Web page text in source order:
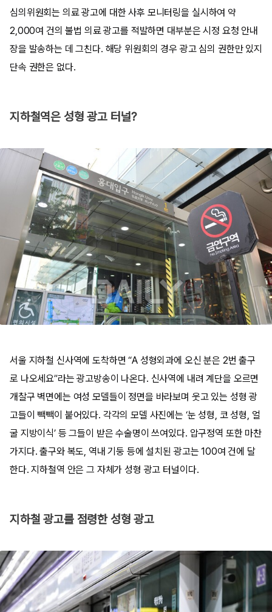
심의위원회는 의료 광고에 대한 사후 모니터링을 실시하여 약
2,000여 건의 불법 의료 광고를 적발하면 대부분은 시정 요청 안내
장을 발송하는 데 그친다. 해당 위원회의 경우 광고 심의 권한만 있지
단속 권한은 없다.
지하철역은 성형 광고 터널?
서울 지하철 신사역에 도착하면 “A 성형외과에 오신 분은 2번 출구
로 나오세요”라는 광고방송이 나온다. 신사역에 내려 계단을 오르면
개찰구 벽면에는 여성 모델들이 정면을 바라보며 웃고 있는 성형 광
고들이 빽빽이 붙어있다. 각각의 모델 사진에는 ‘눈 성형, 코 성형, 얼
굴 지방이식’ 등 그들이 받은 수술명이 쓰여있다. 압구정역 또한 마찬
가지다. 출구와 복도, 역내 기둥 등에 설치된 광고는 100여 건에 달
한다. 지하철역 안은 그 자체가 성형 광고 터널이다.
지하철 광고를 점령한 성형 광고